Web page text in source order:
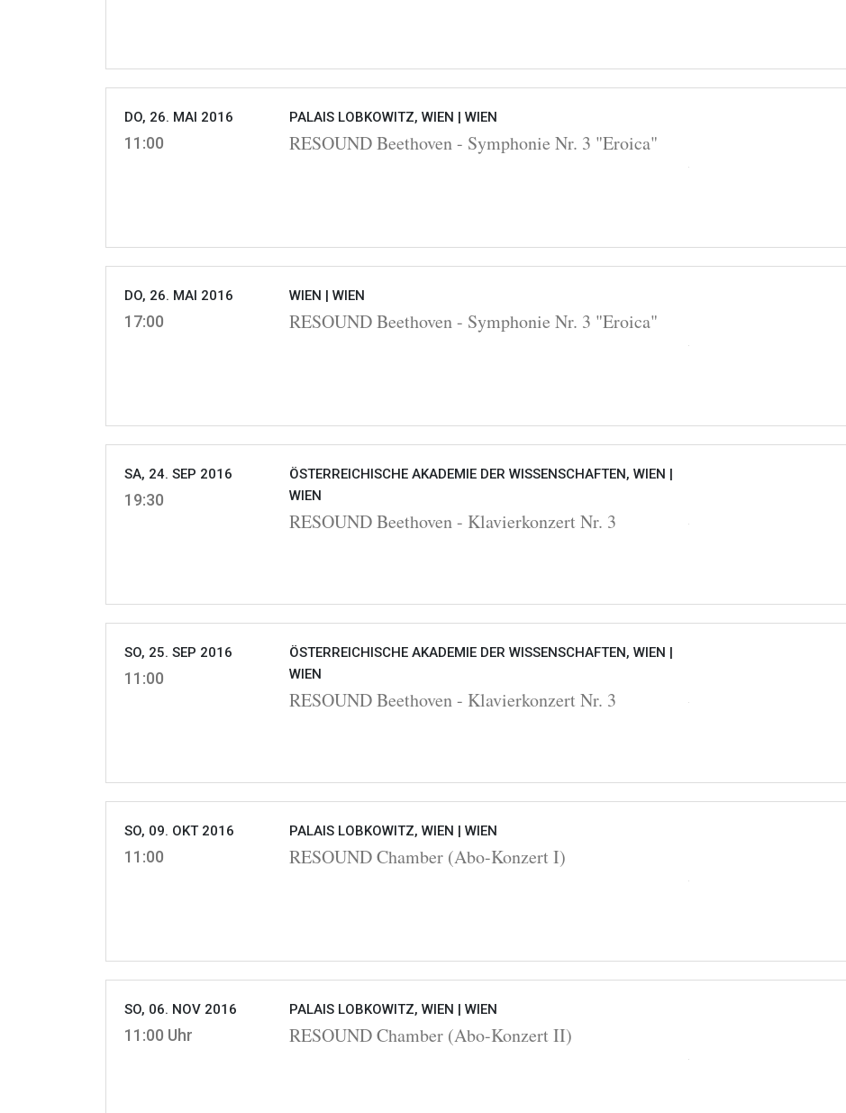
DO, 26. MAI 2016
11:00
PALAIS LOBKOWITZ, WIEN | WIEN
RESOUND Beethoven - Symphonie Nr. 3 "Eroica"
DO, 26. MAI 2016
17:00
WIEN | WIEN
RESOUND Beethoven - Symphonie Nr. 3 "Eroica"
SA, 24. SEP 2016
19:30
ÖSTERREICHISCHE AKADEMIE DER WISSENSCHAFTEN, WIEN |
WIEN
RESOUND Beethoven - Klavierkonzert Nr. 3
SO, 25. SEP 2016
11:00
ÖSTERREICHISCHE AKADEMIE DER WISSENSCHAFTEN, WIEN |
WIEN
RESOUND Beethoven - Klavierkonzert Nr. 3
SO, 09. OKT 2016
11:00
PALAIS LOBKOWITZ, WIEN | WIEN
RESOUND Chamber (Abo-Konzert I)
SO, 06. NOV 2016
11:00 Uhr
PALAIS LOBKOWITZ, WIEN | WIEN
RESOUND Chamber (Abo-Konzert II)